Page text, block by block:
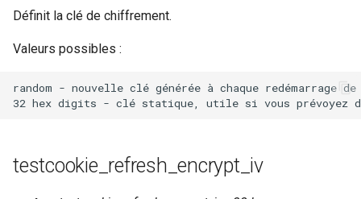
Définit la clé de chiffrement.
Valeurs possibles :
random - nouvelle clé générée à chaque redémarrage
testcookie_refresh_encrypt_iv